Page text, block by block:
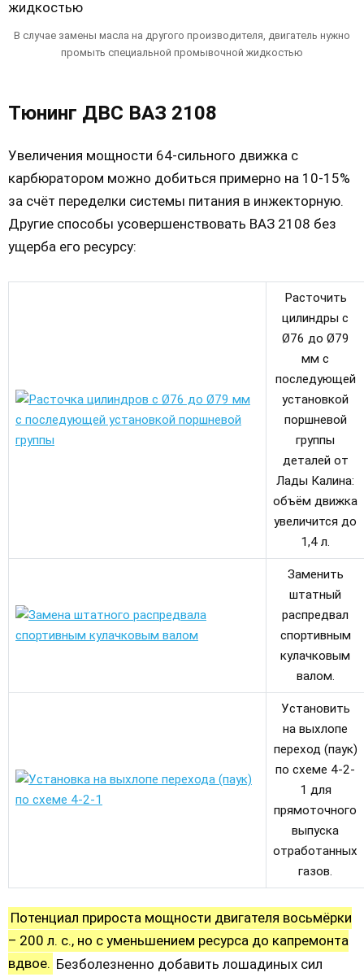
В случае замены масла на другого производителя, двигатель нужно
промыть специальной промывочной жидкостью
Тюнинг ДВС ВАЗ 2108
Увеличения мощности 64-сильного движка с
карбюратором можно добиться примерно на 10-15%
за счёт переделки системы питания в инжекторную.
Другие способы усовершенствовать ВАЗ 2108 без
ущерба его ресурсу:
Расточить
цилиндры с
Ø76 до Ø79
мм с
последующей
установкой
поршневой
группы
деталей от
Лады Калина:
объём движка
увеличится до
1,4 л.
Заменить
штатный
распредвал
спортивным
кулачковым
валом.
Установить
на выхлопе
переход (паук)
по схеме 4-2-
1 для
прямоточного
выпуска
отработанных
газов.
Потенциал прироста мощности двигателя восьмёрки
– 200 л. с., но с уменьшением ресурса до капремонта
вдвое. Безболезненно добавить лошадиных сил